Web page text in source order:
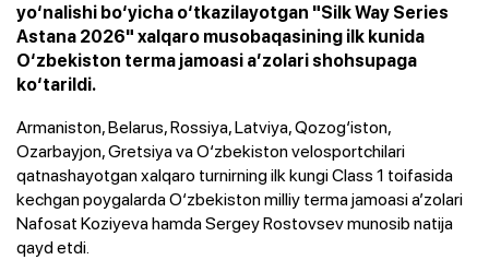
yo‘nalishi bo‘yicha o‘tkazilayotgan "Silk Way Series
Astana 2026" xalqaro musobaqasining ilk kunida
O‘zbekiston terma jamoasi a’zolari shohsupaga
ko‘tarildi.
Armaniston, Belarus, Rossiya, Latviya, Qozog‘iston,
Ozarbayjon, Gretsiya va O‘zbekiston velosportchilari
qatnashayotgan xalqaro turnirning ilk kungi Class 1 toifasida
kechgan poygalarda O‘zbekiston milliy terma jamoasi a’zolari
Nafosat Koziyeva hamda Sergey Rostovsev munosib natija
qayd etdi.